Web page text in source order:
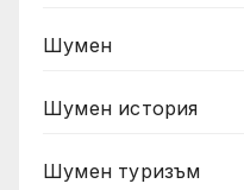
Шумен
Шумен история
Шумен туризъм